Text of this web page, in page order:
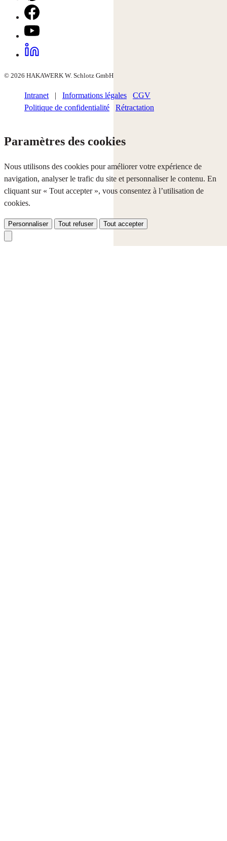
© 2026 HAKAWERK W. Schlotz GmbH
Intranet | Informations légales
CGV
Politique de confidentialité
Rétractation
Paramètres des cookies
Nous utilisons des cookies pour améliorer votre expérience de
navigation, analyser le trafic du site et personnaliser le contenu. En
cliquant sur « Tout accepter », vous consentez à l’utilisation de
cookies.
Personnaliser Tout refuser Tout accepter